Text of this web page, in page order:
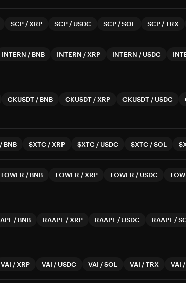
SCP / XRP SCP / USDC SCP /SOL SCP /TRX
INTERN / BNB INTERN / XRP INTERN / USDC
CKUSDT / BNB CKUSDT / XRP CKUSDT / USDC
/ BNB $XTC / XRP $XTC / USDC $XTC /SOL
TOWER / BNB TOWER / XRP TOWER / USDC
/ BNB RAAPL / XRP RAAPL / USDC RAAPL /
VAI / XRP VAI / USDC VAI /SOL VAI /TRX VAI